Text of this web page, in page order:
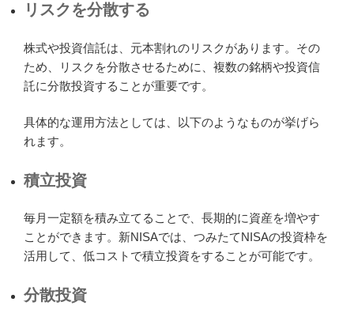
リスクを分散する
株式や投資信託は、元本割れのリスクがあります。その
ため、リスクを分散させるために、複数の銘柄や投資信
託に分散投資することが重要です。
具体的な運用方法としては、以下のようなものが挙げら
れます。
積立投資
毎月一定額を積み立てることで、長期的に資産を増やす
ことができます。新NISAでは、つみたてNISAの投資枠を
活用して、低コストで積立投資をすることが可能です。
分散投資